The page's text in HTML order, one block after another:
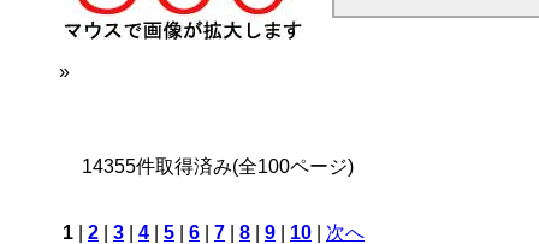
»
14355件取得済み(全100ページ)
1 2 3 4 5 6 7 8 9 10 次へ